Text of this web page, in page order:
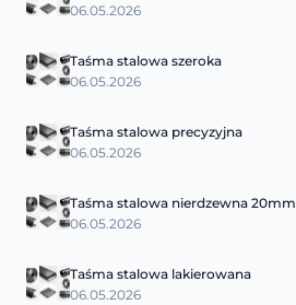
06.05.2026
Taśma stalowa szeroka
06.05.2026
Taśma stalowa precyzyjna
06.05.2026
Taśma stalowa nierdzewna 20mm
06.05.2026
Taśma stalowa lakierowana
06.05.2026